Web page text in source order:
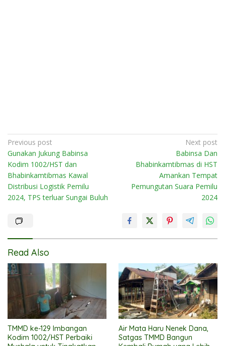
Post
navigation
Previous post
Gunakan Jukung Babinsa
Kodim 1002/HST dan
Bhabinkamtibmas Kawal
Distribusi Logistik Pemilu
2024, TPS terluar Sungai Buluh
Next post
Babinsa Dan
Bhabinkamtibmas di HST
Amankan Tempat
Pemungutan Suara Pemilu
2024
Read Also
TMMD ke-129 Imbangan
Kodim 1002/HST Perbaiki
Air Mata Haru Nenek Dana,
Satgas TMMD Bangun